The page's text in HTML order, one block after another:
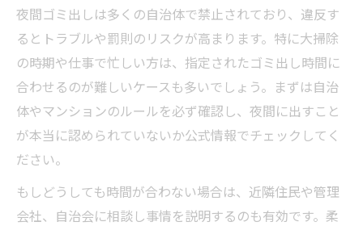
夜間ゴミ出しは多くの自治体で禁止されており、違反す
るとトラブルや罰則のリスクが高まります。特に大掃除
の時期や仕事で忙しい方は、指定されたゴミ出し時間に
合わせるのが難しいケースも多いでしょう。まずは自治
体やマンションのルールを必ず確認し、夜間に出すこと
が本当に認められていないか公式情報でチェックしてく
ださい。
もしどうしても時間が合わない場合は、近隣住民や管理
会社、自治会に相談し事情を説明するのも有効です。柔